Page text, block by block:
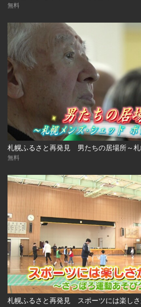
無料
無料